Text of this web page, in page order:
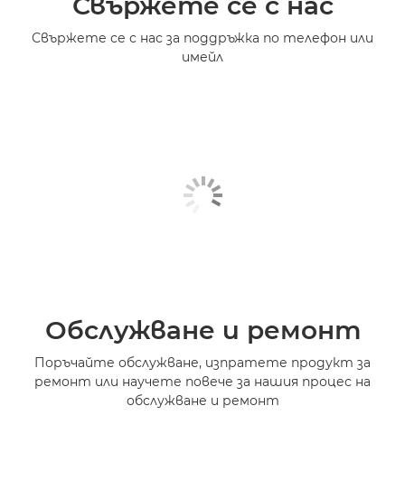
Свържете се с нас за поддръжка по телефон или
имейл
Обслужване и ремонт
Поръчайте обслужване, изпратете продукт за
ремонт или научете повече за нашия процес на
обслужване и ремонт